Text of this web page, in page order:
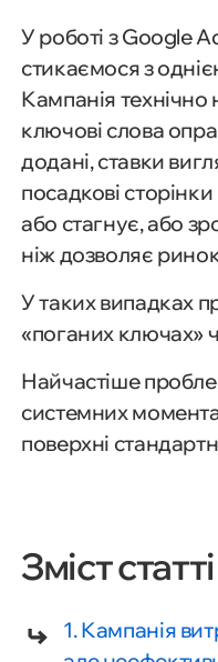
У роботі з Google
стикаємося з
Кампанія
ключові слова
додані, ставки
посадкові
або стагнує, або
ніж дозволяє
У таких випадках
«поганих ключах»
Найчастіше
системних
поверхні
Зміст статті
1. Кампанія